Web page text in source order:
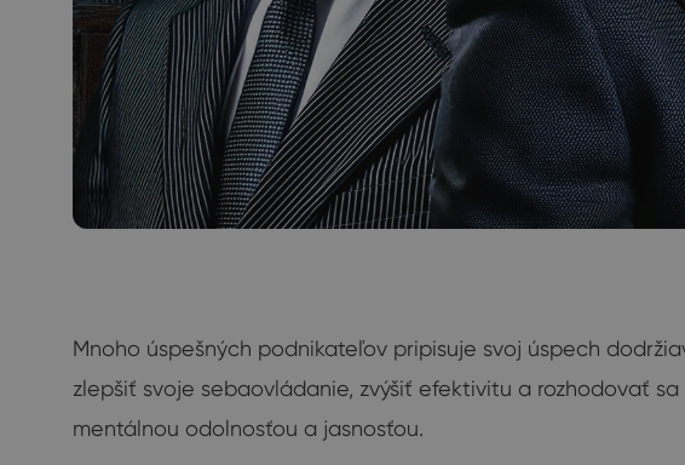
Mnoho úspešných podnikateľov pripisuje svoj úspech
zlepšiť svoje sebaovládanie, zvýšiť efektivitu a rozhodovať
mentálnou odolnosťou a jasnosťou.